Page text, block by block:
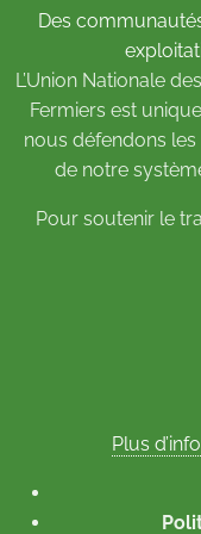
Des
L’Union Nationale
Fermiers est
nous défendons
de notre
Pour soutenir le
Plus